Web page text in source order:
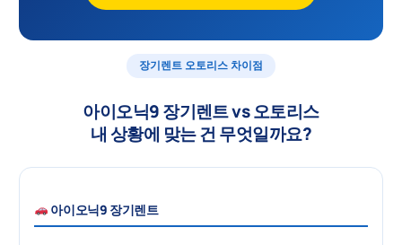
장기렌트 오토리스 차이점
아이오닉9 장기렌트 vs 오토리스
내 상황에 맞는 건 무엇일까요?
아이오닉9 장기렌트